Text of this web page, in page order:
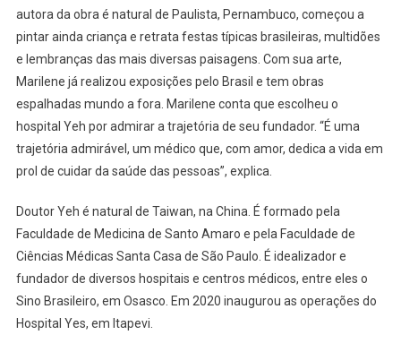
autora da obra é natural de Paulista, Pernambuco, começou a
pintar ainda criança e retrata festas típicas brasileiras, multidões
e lembranças das mais diversas paisagens. Com sua arte,
Marilene já realizou exposições pelo Brasil e tem obras
espalhadas mundo a fora. Marilene conta que escolheu o
hospital Yeh por admirar a trajetória de seu fundador. “É uma
trajetória admirável, um médico que, com amor, dedica a vida em
prol de cuidar da saúde das pessoas”, explica.
Doutor Yeh é natural de Taiwan, na China. É formado pela
Faculdade de Medicina de Santo Amaro e pela Faculdade de
Ciências Médicas Santa Casa de São Paulo. É idealizador e
fundador de diversos hospitais e centros médicos, entre eles o
Sino Brasileiro, em Osasco. Em 2020 inaugurou as operações do
Hospital Yes, em Itapevi.